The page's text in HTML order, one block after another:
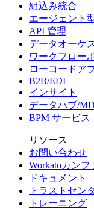
組込み統合
エージェント
API 管理
データオーケ
ワークフロー
ローコードア
B2B/EDI
インサイト
データハブ/
BPM サービス
リソース
お問い合わせ
Workatoカンフ
ドキュメント
トラストセン
トレーニング